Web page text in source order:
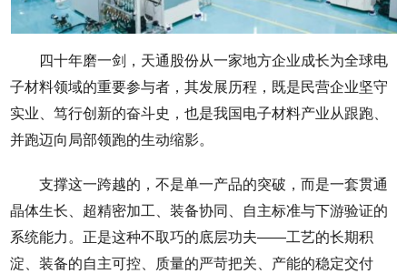
四十年磨一剑，天通股份从一家地方企业成长为全球电
子材料领域的重要参与者，其发展历程，既是民营企业坚守
实业、笃行创新的奋斗史，也是我国电子材料产业从跟跑、
并跑迈向局部领跑的生动缩影。
支撑这一跨越的，不是单一产品的突破，而是一套贯通
晶体生长、超精密加工、装备协同、自主标准与下游验证的
系统能力。正是这种不取巧的底层功夫——工艺的长期积
淀、装备的自主可控、质量的严苛把关、产能的稳定交付